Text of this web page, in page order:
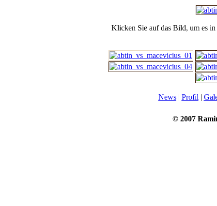
Klicken Sie auf das Bild, um es
News| Profil |
© 2007